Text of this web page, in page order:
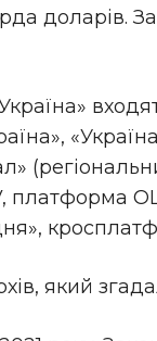
доларів.
який